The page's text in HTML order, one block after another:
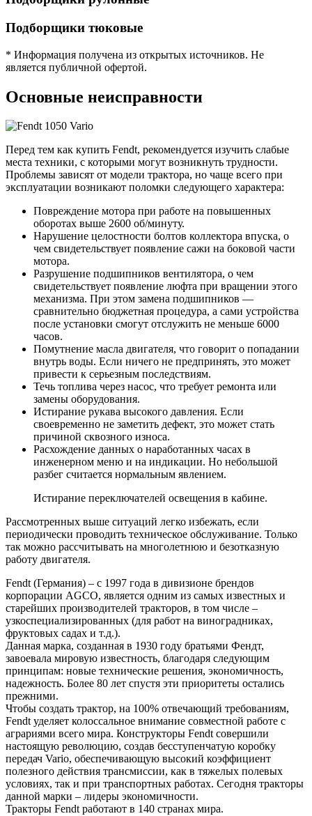
Подборщики тюковые
* Информация получена из открытых источников. Не
является публичной офертой.
Основные неисправности
Перед тем как купить Fendt, рекомендуется изучить слабые
места техники, с которыми могут возникнуть трудности.
Проблемы зависят от модели трактора, но чаще всего при
эксплуатации возникают поломки следующего характера:
Повреждение мотора при работе на повышенных
оборотах выше 2600 об/минуту.
Нарушение целостности болтов коллектора впуска, о
чем свидетельствует появление сажи на боковой части
мотора.
Разрушение подшипников вентилятора, о чем
свидетельствует появление люфта при вращении этого
механизма. При этом замена подшипников —
сравнительно бюджетная процедура, а сами устройства
после установки смогут отслужить не меньше 6000
часов.
Помутнение масла двигателя, что говорит о попадании
внутрь воды. Если ничего не предпринять, это может
привести к серьезным последствиям.
Течь топлива через насос, что требует ремонта или
замены оборудования.
Истирание рукава высокого давления. Если
своевременно не заметить дефект, это может стать
причиной сквозного износа.
Расхождение данных о наработанных часах в
инженерном меню и на индикации. Но небольшой
разбег считается нормальным явлением.
Истирание переключателей освещения в кабине.
Рассмотренных выше ситуаций легко избежать, если
периодически проводить техническое обслуживание. Только
так можно рассчитывать на многолетнюю и безотказную
работу двигателя.
Fendt (Германия) – с 1997 года в дивизионе брендов
корпорации AGCO, является одним из самых известных и
старейших производителей тракторов, в том числе –
узкоспециализированных (для работ на виноградниках,
фруктовых садах и т.д.).
Данная марка, созданная в 1930 году братьями Фендт,
завоевала мировую известность, благодаря следующим
принципам: новые технические решения, экономичность,
надежность. Более 80 лет спустя эти приоритеты остались
прежними.
Чтобы создать трактор, на 100% отвечающий требованиям,
Fendt уделяет колоссальное внимание совместной работе с
аграриями всего мира. Конструкторы Fendt совершили
настоящую революцию, создав бесступенчатую коробку
передач Vario, обеспечивающую высокий коэффициент
полезного действия трансмиссии, как в тяжелых полевых
условиях, так и при транспортных работах. Сегодня тракторы
данной марки – лидеры экономичности.
Тракторы Fendt работают в 140 странах мира.